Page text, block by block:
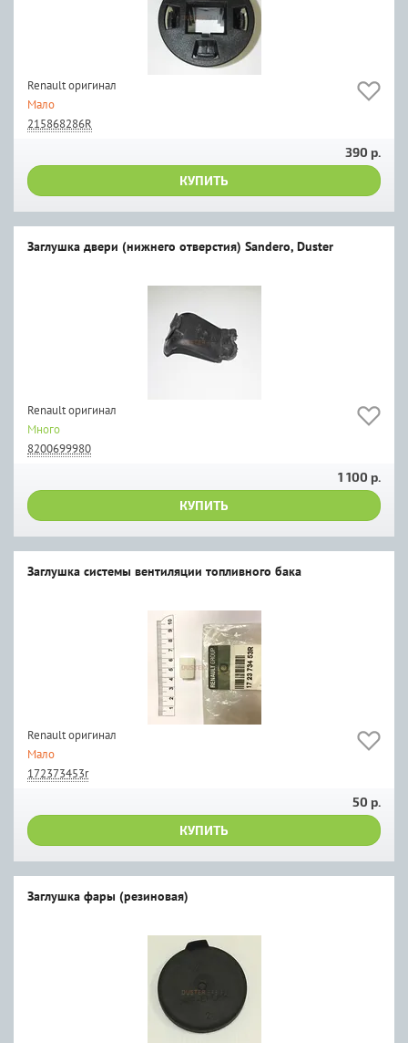
Renault оригинал
Мало
215868286R
390 р.
КУПИТЬ
Заглушка двери (нижнего отверстия) Sandero, Duster
Renault оригинал
Много
8200699980
1 100 р.
КУПИТЬ
Заглушка системы вентиляции топливного бака
Renault оригинал
Мало
172373453r
50 р.
КУПИТЬ
Заглушка фары (резиновая)